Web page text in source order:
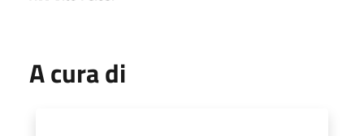
A cura di